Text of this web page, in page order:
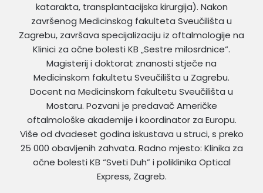
katarakta, transplantacijska kirurgija). Nakon
završenog Medicinskog fakulteta Sveučilišta u
Zagrebu, završava specijalizaciju iz oftalmologije na
Klinici za očne bolesti KB „Sestre milosrdnice“.
Magisterij i doktorat znanosti stječe na
Medicinskom fakultetu Sveučilišta u Zagrebu.
Docent na Medicinskom fakultetu Sveučilišta u
Mostaru. Pozvani je predavač Američke
oftalmološke akademije i koordinator za Europu.
Više od dvadeset godina iskustava u struci, s preko
25 000 obavljenih zahvata. Radno mjesto: Klinika za
očne bolesti KB “Sveti Duh” i poliklinika Optical
Express, Zagreb.